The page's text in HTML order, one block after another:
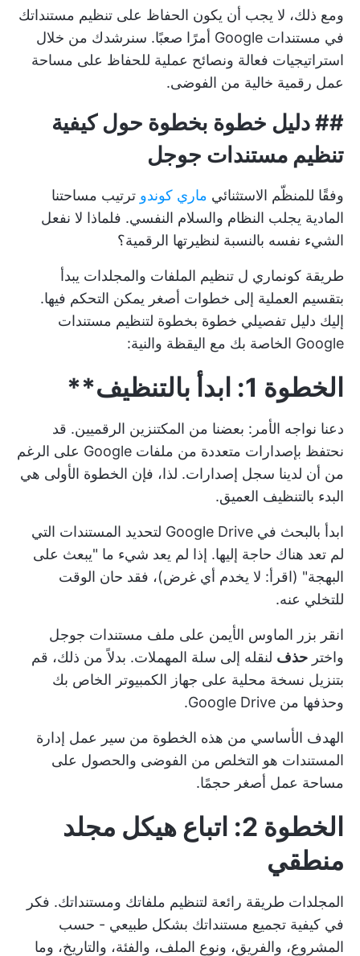
ومع ذلك، لا يجب أن يكون الحفاظ على تنظيم مستنداتك
في مستندات Google أمرًا صعبًا. سنرشدك من خلال
استراتيجيات فعالة ونصائح عملية للحفاظ على مساحة
عمل رقمية خالية من الفوضى.
##دليل خطوة بخطوة حول كيفية
تنظيم مستندات جوجل
وفقًا للمنظّم الاستثنائي ماري كوندو ترتيب مساحتنا
المادية يجلب النظام والسلام النفسي. فلماذا لا نفعل
الشيء نفسه بالنسبة لنظيرتها الرقمية؟
طريقة كونماري ل تنظيم الملفات والمجلدات يبدأ
بتقسيم العملية إلى خطوات أصغر يمكن التحكم فيها.
إليك دليل تفصيلي خطوة بخطوة لتنظيم مستندات
Google الخاصة بك مع اليقظة والنية:
الخطوة 1: ابدأ بالتنظيف**
دعنا نواجه الأمر: بعضنا من المكتنزين الرقميين. قد
نحتفظ بإصدارات متعددة من ملفات Google على الرغم
من أن لدينا سجل إصدارات. لذا، فإن الخطوة الأولى هي
البدء بالتنظيف العميق.
ابدأ بالبحث في Google Drive لتحديد المستندات التي
لم تعد هناك حاجة إليها. إذا لم يعد شيء ما "يبعث على
البهجة" (اقرأ: لا يخدم أي غرض)، فقد حان الوقت
للتخلي عنه.
انقر بزر الماوس الأيمن على ملف مستندات جوجل
واختر حذف لنقله إلى سلة المهملات. بدلاً من ذلك، قم
بتنزيل نسخة محلية على جهاز الكمبيوتر الخاص بك
وحذفها من Google Drive.
الهدف الأساسي من هذه الخطوة من سير عمل إدارة
المستندات هو التخلص من الفوضى والحصول على
مساحة عمل أصغر حجمًا.
الخطوة 2: اتباع هيكل مجلد
منطقي
المجلدات طريقة رائعة لتنظيم ملفاتك ومستنداتك. فكر
في كيفية تجميع مستنداتك بشكل طبيعي - حسب
المشروع، والفريق، ونوع الملف، والفئة، والتاريخ، وما